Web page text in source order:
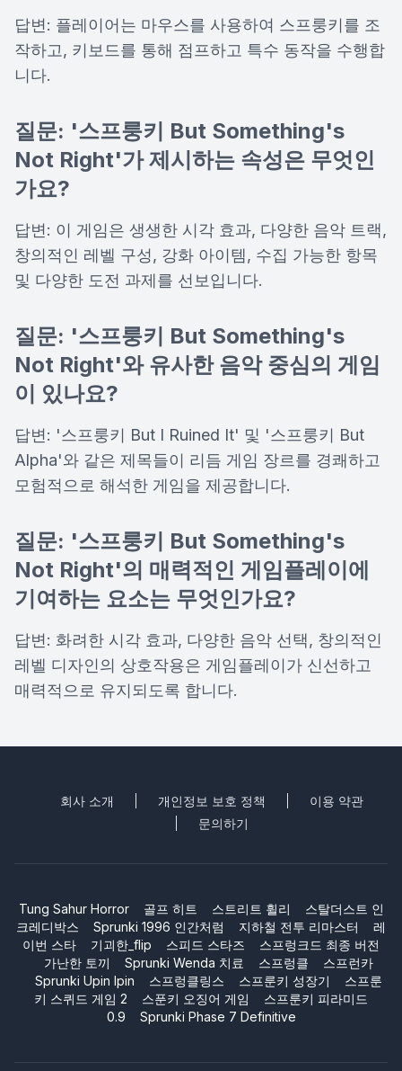
답변: 플레이어는 마우스를 사용하여 스프룽키를 조
작하고, 키보드를 통해 점프하고 특수 동작을 수행합
니다.
질문: '스프룽키 But Something's
Not Right'가 제시하는 속성은 무엇인
가요?
답변: 이 게임은 생생한 시각 효과, 다양한 음악 트랙,
창의적인 레벨 구성, 강화 아이템, 수집 가능한 항목
및 다양한 도전 과제를 선보입니다.
질문: '스프룽키 But Something's
Not Right'와 유사한 음악 중심의 게임
이 있나요?
답변: '스프룽키 But I Ruined It' 및 '스프룽키 But
Alpha'와 같은 제목들이 리듬 게임 장르를 경쾌하고
모험적으로 해석한 게임을 제공합니다.
질문: '스프룽키 But Something's
Not Right'의 매력적인 게임플레이에
기여하는 요소는 무엇인가요?
답변: 화려한 시각 효과, 다양한 음악 선택, 창의적인
레벨 디자인의 상호작용은 게임플레이가 신선하고
매력적으로 유지되도록 합니다.
회사 소개 개인정보 보호 정책
이용 약관
문의하기
Tung Sahur Horror 골프 히트 스트리트 휠리
스탈더스트 인
크레디박스
Sprunki 1996 인간처럼 지하철 전투 리마스터
레
이번 스타
기괴한_flip 스피드 스타즈
스프렁크드 최종 버전
가난한 토끼
Sprunki Wenda 치료 스프렁클
스프런카
Sprunki Upin Ipin
스프렁클링스 스프룬키 성장기
스프룬
키 스퀴드 게임 2
스푼키 오징어 게임
스프룬키 피라미드
0.9
Sprunki Phase 7 Definitive